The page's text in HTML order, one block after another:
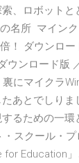
、ロボットと
名所 マイン
！ ダウンロ
ウンロード版
裏にマイクラ
あとでしりま
るための一
・スクール・
for Education